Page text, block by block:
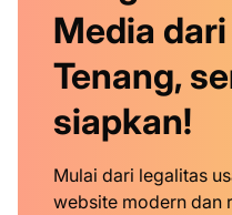
Media
Tenang,
siapkan!
Mulai dari legalitas
website modern dan